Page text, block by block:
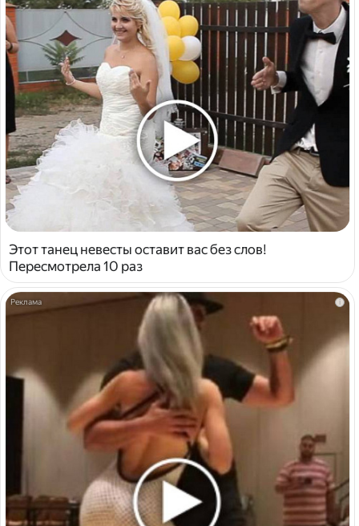
Этот танец невесты оставит вас без слов!
Пересмотрела 10 раз
i